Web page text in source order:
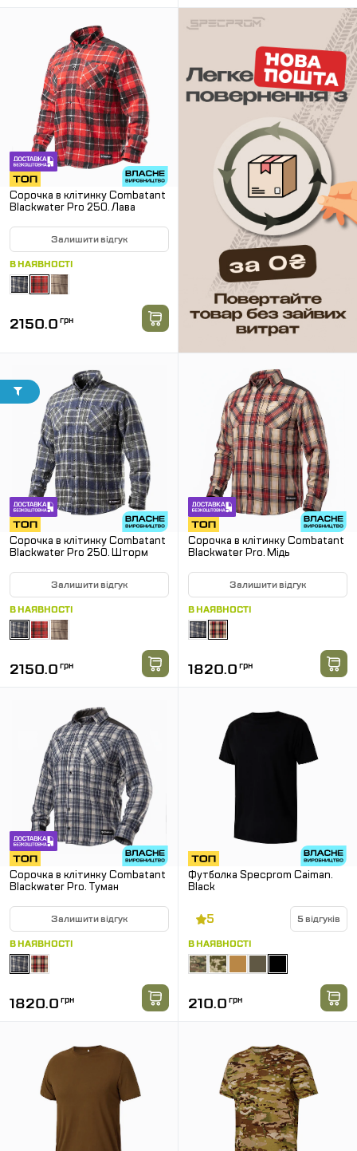
Сорочка в клітинку Combatant
Blackwater Pro 250. Лава
Залишити відгук
В НАЯВНОСТІ
2150.0 грн
Сорочка в клітинку Combatant
Blackwater Pro 250. Шторм
Залишити відгук
В НАЯВНОСТІ
2150.0 грн
Сорочка в клітинку Combatant
Blackwater Pro. Мідь
Залишити відгук
В НАЯВНОСТІ
1820.0 грн
Сорочка в клітинку Combatant
Blackwater Pro. Туман
Залишити відгук
В НАЯВНОСТІ
1820.0 грн
Футболка Specprom Caiman.
Black
5 5 відгуків
В НАЯВНОСТІ
210.0 грн